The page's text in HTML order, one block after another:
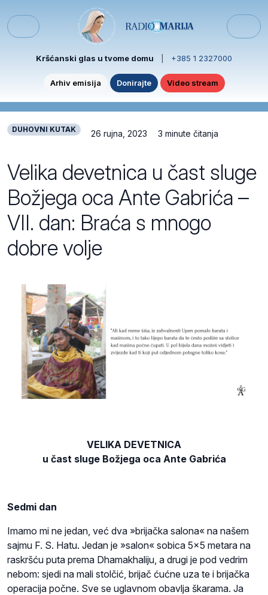
Menu
Kršćanski glas u tvome domu +385 1 2327000
Arhiv emisija Donirajte Video stream
DUHOVNI KUTAK 26 rujna, 2023 3 minute čitanja
Velika devetnica u čast sluge
Božjega oca Ante Gabrića –
VII. dan: Braća s mnogo
dobre volje
VELIKA DEVETNICA
u čast sluge Božjega oca Ante Gabrića
Sedmi dan
Imamo mi ne jedan, već dva »brijačka salona« na našem
sajmu F. S. Hatu. Jedan je »salon« sobica 5×5 metara na
raskršću puta prema Dhamakhaliju, a drugi je pod vedrim
nebom: sjedi na mali stolčić, brijač ćućne uza te i brijačka
operacija počne. Sve se uglavnom obavlja škarama. Ja